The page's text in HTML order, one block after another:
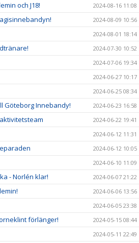
och J18! 2024-08-16 11:08
2024-08-09 10:56
2024-08-01 18:14
2024-07-30 10:52
2024-07-06 19:34
2024-06-27 10:17
2024-06-25 08:34
Göteborg Innebandy! 2024-06-23 16:58
2024-06-22 19:41
2024-06-12 11:31
2024-06-12 10:05
2024-06-10 11:09
- Norlén klar! 2024-06-07 21:22
2024-06-06 13:56
2024-06-05 23:38
förlänger! 2024-05-15 08:44
2024-05-11 22:49